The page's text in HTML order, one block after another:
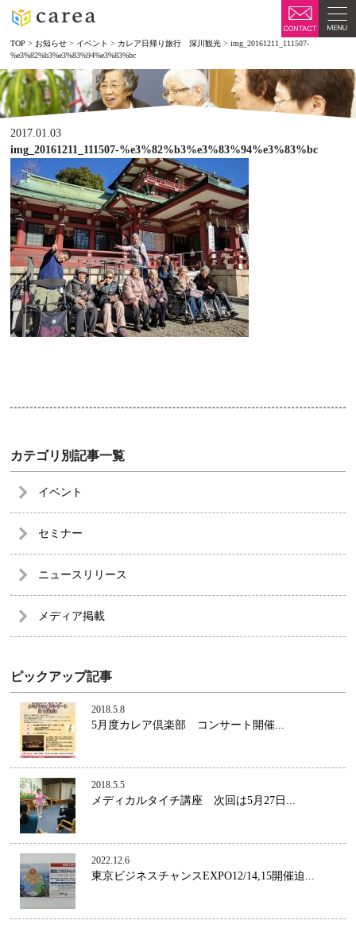
TOP > お知らせ > イベント > カレア日帰り旅行 深川観光 >img_20161211_111507-
%e3%82%b3%e3%83%94%e3%83%bc
2017.01.03
img_20161211_111507-%e3%82%b3%e3%83%94%e3%83%bc
カテゴリ別記事一覧
イベント
セミナー
ニュースリリース
メディア掲載
ピックアップ記事
2018.5.8
5月度カレア倶楽部 コンサート開催...
2018.5.5
メディカルタイチ講座 次回は5月27日...
2022.12.6
東京ビジネスチャンスEXPO12/14,15開催迫...